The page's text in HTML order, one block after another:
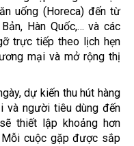
uống (Horeca) đến từ
Hàn Quốc,… và các
trực tiếp theo lịch hẹn
mại và mở rộng thị
dự kiến thu hút hàng
và người tiêu dùng đến
thiết lập khoảng hơn
Mỗi cuộc gặp được sắp